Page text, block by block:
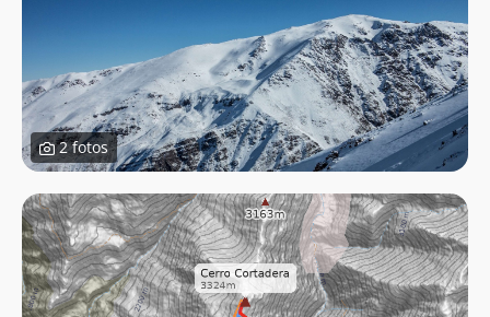
2 fotos